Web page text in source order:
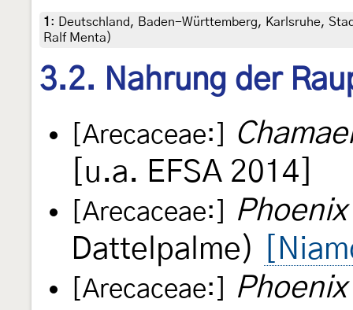
1 : Deutschland, Baden-Württemberg, Karlsruhe,
Ralf Menta)
3.2. Nahrung der
[Arecaceae:]
[u.a. EFSA 2014]
[Arecaceae:]
Dattelpalme)
[Arecaceae:]